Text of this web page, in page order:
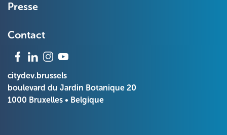
Presse
Contact
citydev.brussels
boulevard du Jardin Botanique 20
1000 Bruxelles • Belgique